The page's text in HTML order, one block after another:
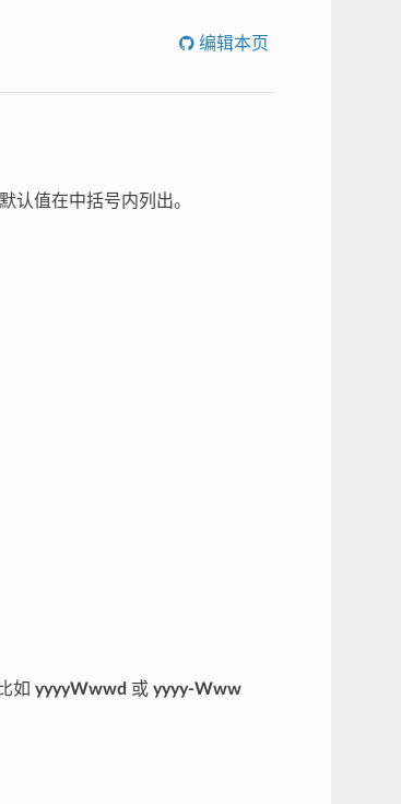
编辑本页
认值在中括号内列出。
如 yyyyWwwd 或 yyyy-Www